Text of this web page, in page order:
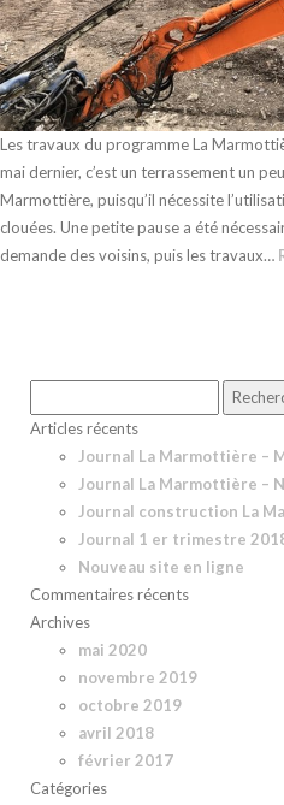
Les travaux du programme La
mai dernier, c’est un terrassement un
Marmottière, puisqu’il nécessite
clouées. Une petite pause a été
demande des voisins, puis les travaux…
Articles récents
Journal La Marmottière –
Journal La Marmottière –
Journal construction La
Journal 1 er trimestre
Nouveau site en ligne
Commentaires récents
Archives
mai 2020
novembre 2019
octobre 2019
avril 2018
février 2017
Catégories